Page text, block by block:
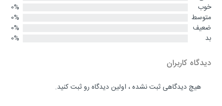
خوب
0%
متوسط
0%
ضعیف
0%
بد
0%
دیدگاه کاربران
هیچ دیدگاهی ثبت نشده ، اولین دیدگاه رو ثبت کنید.